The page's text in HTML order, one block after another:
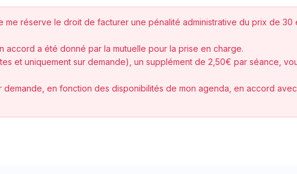
me réserve le droit de facturer une pénalité administrative du prix de
accord a été donné par la mutuelle pour la prise en charge.
et uniquement sur demande), un supplément de 2,50€ par séance,
en fonction des disponibilités de mon agenda, en accord